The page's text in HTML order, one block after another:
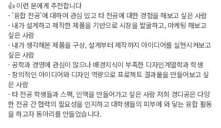
👍 이런 분에게 추천합니다
- '융합 전공'에 대하여 관심 있고 타 전공에 대한 경험을 해보고 싶은 사람
- 내가 설계하고 제작한 제품을 기반으로 시장을 발굴하고, 마케팅 해보고
싶은 사람
- 내가 생각해본 제품을 구상, 설계부터 제작까지 아이디어를 실현시켜보고
싶은 사람
- 공학과 경영에 관심이 많으나 배경지식이 부족한 디자인계열학과 학생
- 창의적인 아이디어와 디자인 역량으로 프로젝트 결과물을 만들어보고 싶
은 사람
- 타 전공 학생들과 스펙, 인맥을 만들어가고 싶은 사람 저희 경디공은 다양
한 전공 간 협력의 필요성을 인지하고 대학생들의 피부에 와 닿는 융합 활동
을 하고자 동아리를 만들었습니다.